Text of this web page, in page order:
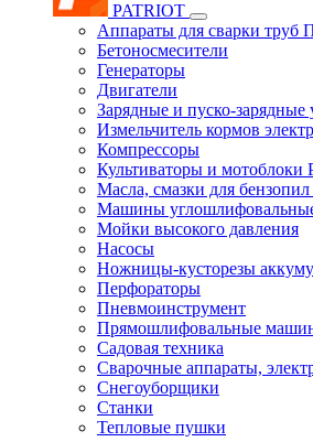
PATRIOT
Аппараты для сварки труб
Бетоносмесители
Генераторы
Двигатели
Зарядные и пуско-зарядные
Измельчитель кормов
Компрессоры
Культиваторы и мотоблоки
Масла, смазки для бензопил
Машины
Мойки высокого давления
Насосы
Ножницы-кусторезы
Перфораторы
Пневмоинструмент
Прямошлифовальные
Садовая техника
Сварочные аппараты,
Снегоуборщики
Станки
Тепловые пушки